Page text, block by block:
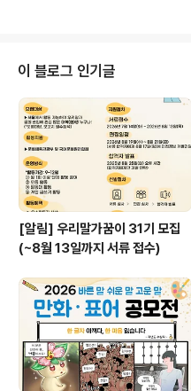
이 블로그 인기글
[알림] 우리말가꿈이 31기 모집
(~8월 13일까지 서류 접수)